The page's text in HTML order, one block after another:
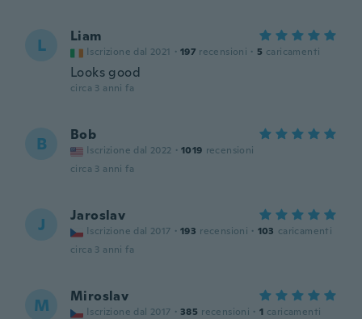
L Liam
Iscrizione dal 2021 · 197 recensioni · 5 caricamenti
Looks good
circa 3 anni fa
B Bob
Iscrizione dal 2022 · 1019 recensioni
circa 3 anni fa
J Jaroslav
Iscrizione dal 2017 · 193 recensioni · 103 caricamenti
circa 3 anni fa
M Miroslav
Iscrizione dal 2017 · 385 recensioni · 1 caricamenti